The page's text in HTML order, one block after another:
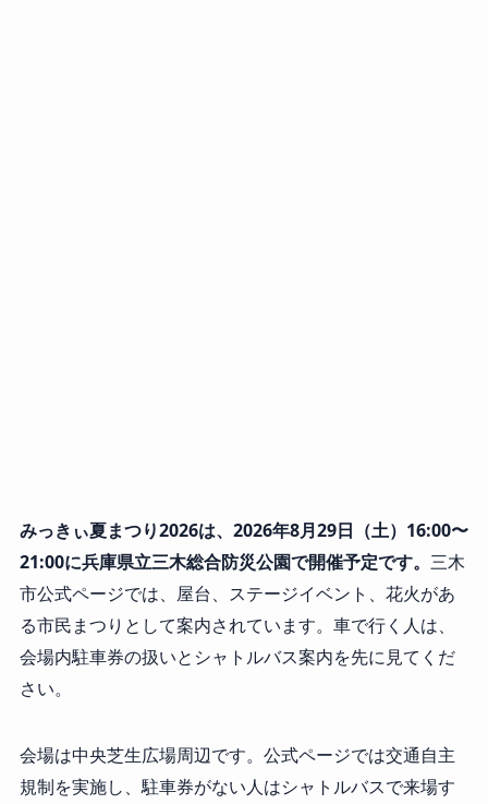
みっきぃ夏まつり2026は、2026年8月29日（土）16:00〜
21:00に兵庫県立三木総合防災公園で開催予定です。 三木
市公式ページでは、屋台、ステージイベント、花火があ
る市民まつりとして案内されています。車で行く人は、
会場内駐車券の扱いとシャトルバス案内を先に見てくだ
さい。
会場は中央芝生広場周辺です。公式ページでは交通自主
規制を実施し、駐車券がない人はシャトルバスで来場す